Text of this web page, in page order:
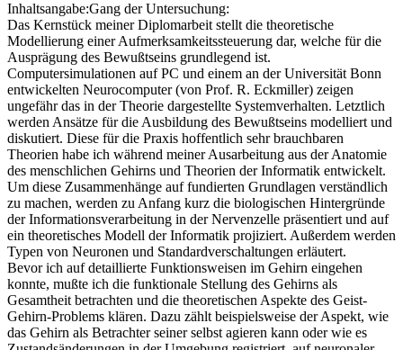
Inhaltsangabe:Gang der Untersuchung:
Das Kernstück meiner Diplomarbeit stellt die theoretische
Modellierung einer Aufmerksamkeitssteuerung dar, welche für die
Ausprägung des Bewußtseins grundlegend ist.
Computersimulationen auf PC und einem an der Universität Bonn
entwickelten Neurocomputer (von Prof. R. Eckmiller) zeigen
ungefähr das in der Theorie dargestellte Systemverhalten. Letztlich
werden Ansätze für die Ausbildung des Bewußtseins modelliert und
diskutiert. Diese für die Praxis hoffentlich sehr brauchbaren
Theorien habe ich während meiner Ausarbeitung aus der Anatomie
des menschlichen Gehirns und Theorien der Informatik entwickelt.
Um diese Zusammenhänge auf fundierten Grundlagen verständlich
zu machen, werden zu Anfang kurz die biologischen Hintergründe
der Informationsverarbeitung in der Nervenzelle präsentiert und auf
ein theoretisches Modell der Informatik projiziert. Außerdem werden
Typen von Neuronen und Standardverschaltungen erläutert.
Bevor ich auf detaillierte Funktionsweisen im Gehirn eingehen
konnte, mußte ich die funktionale Stellung des Gehirns als
Gesamtheit betrachten und die theoretischen Aspekte des Geist-
Gehirn-Problems klären. Dazu zählt beispielsweise der Aspekt, wie
das Gehirn als Betrachter seiner selbst agieren kann oder wie es